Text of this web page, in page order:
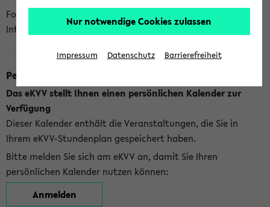
Folgende Kalender bietet Ihnen das eKVV derzeit zur
Integration an:
Persönlicher Kalender
Das eKVV stellt Ihnen einen persönlichen Kalender zur
Verfügung
Dieser Kalender enthält die Veranstaltungen, die Sie in
Ihrem eKVV-Stundenplan gespeichert haben.
Bitte melden Sie sich am eKVV an, damit Sie Ihren
persönlichen Kalender nutzen können:
Anmelden
Nur notwendige Cookies zulassen
Impressum Datenschutz Barrierefreiheit